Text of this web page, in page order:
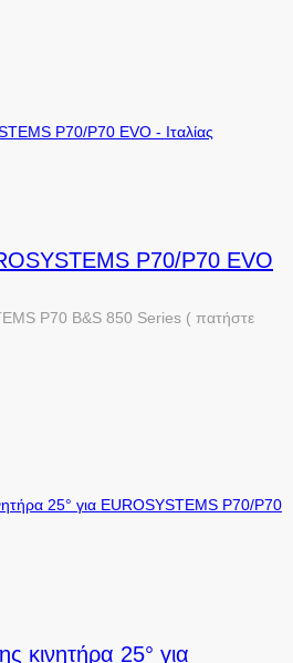
P70/P70 EVO
P70 B&S 850 Series ( πατήστε
κινητήρα 25° για